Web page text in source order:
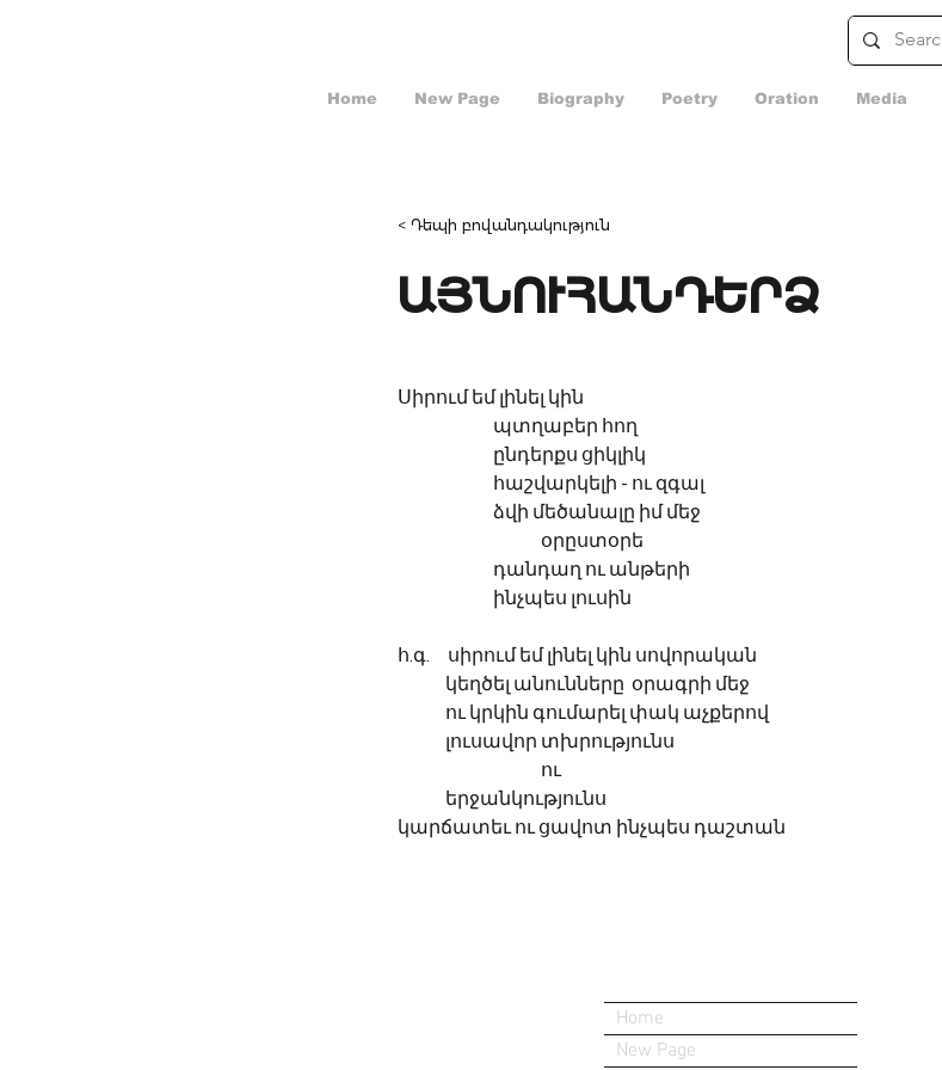
Home New Page Biography Poetry Oration Media
< Դեպի բովանդակություն
ԱՅՆՈՒՀԱՆԴԵՐՁ
Սիրում եմ լինել կին
		պտղաբեր հող
		ընդերքս ցիկլիկ
		հաշվարկելի - ու զգալ
		ձվի մեծանալը իմ մեջ
			օրըստօրե
		դանդաղ ու անթերի
		ինչպես լուսին
հ.գ.     սիրում եմ լինել կին սովորական
	կեղծել անունները  օրագրի մեջ
	ու կրկին գումարել փակ աչքերով
	լուսավոր տխրությունս
			ու
	երջանկությունս
կարճատեւ ու ցավոտ ինչպես դաշտան
Home
New Page